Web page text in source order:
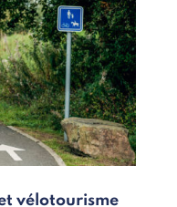
vélotourisme